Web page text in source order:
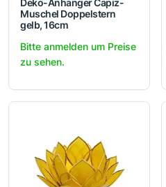
Deko-Anhänger Capiz-
Muschel Doppelstern
gelb, 16cm
Bitte anmelden um Preise
zu sehen.